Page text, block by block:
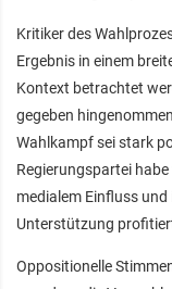
Kritiker des
Ergebnis in einem
Kontext betrachtet
gegeben
Wahlkampf sei stark
Regierungspartei
medialem Einfluss
Unterstützung
Oppositionelle